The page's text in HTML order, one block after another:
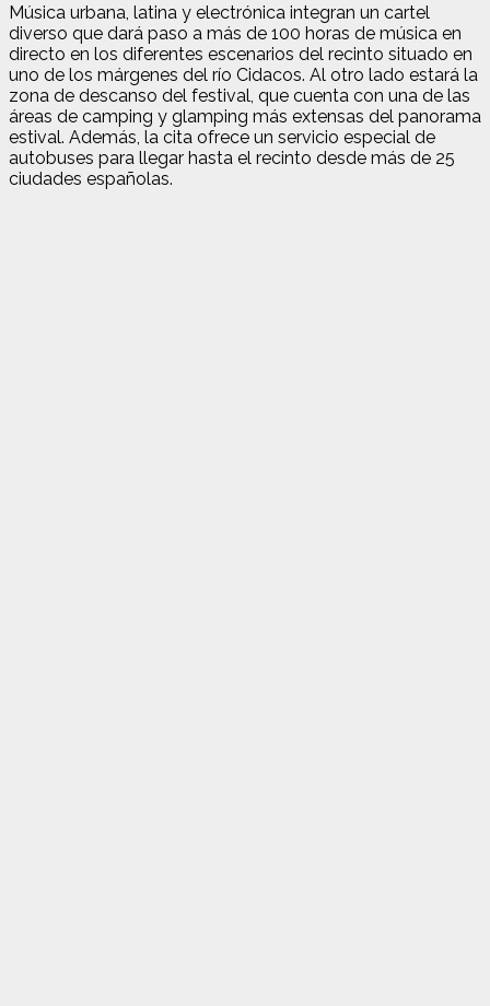
Música urbana, latina y electrónica integran un cartel
diverso que dará paso a más de 100 horas de música en
directo en los diferentes escenarios del recinto situado en
uno de los márgenes del río Cidacos. Al otro lado estará la
zona de descanso del festival, que cuenta con una de las
áreas de camping y glamping más extensas del panorama
estival. Además, la cita ofrece un servicio especial de
autobuses para llegar hasta el recinto desde más de 25
ciudades españolas.